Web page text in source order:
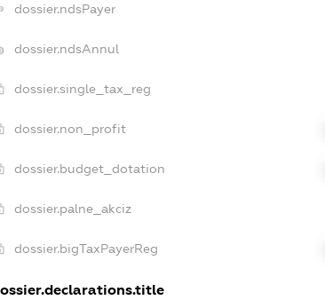
dossier.ndsPayer
dossier.ndsAnnul
dossier.single_tax_reg
dossier.non_profit
dossier.budget_dotation
dossier.palne_akciz
dossier.bigTaxPayerReg